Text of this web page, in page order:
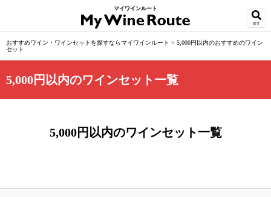
マイワインルート
探す
おすすめワイン・ワインセットを探すならマイワインルート > 5,000円以内のおすすめのワイン
セット
5,000円以内のワインセット一覧
5,000円以内のワインセット一覧